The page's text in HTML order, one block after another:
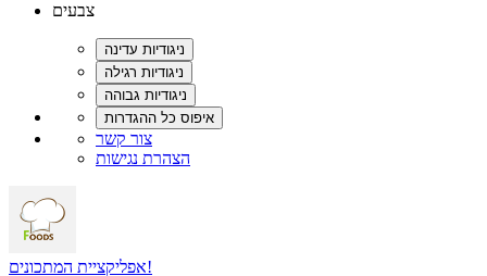
צבעים
צור קשר
הצהרת נגישות
אפליקציית המתכונים!